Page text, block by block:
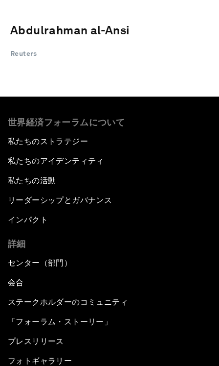
Abdulrahman al-Ansi
Reuters
世界経済フォーラムについて
私たちのストラテジー
私たちのアイデンティティ
私たちの活動
リーダーシップとガバナンス
インパクト
詳細
センター（部門）
会合
ステークホルダーのコミュニティ
「フォーラム・ストーリー」
プレスリリース
フォトギャラリー